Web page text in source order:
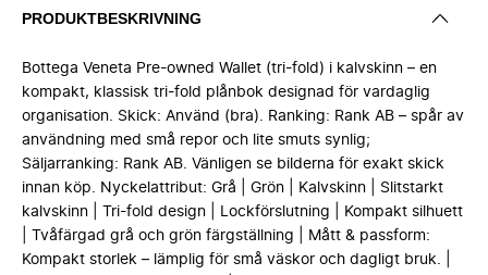
PRODUKTBESKRIVNING
Bottega Veneta Pre-owned Wallet (tri-fold) i kalvskinn – en
kompakt, klassisk tri-fold plånbok designad för vardaglig
organisation. Skick: Använd (bra). Ranking: Rank AB – spår av
användning med små repor och lite smuts synlig;
Säljarranking: Rank AB. Vänligen se bilderna för exakt skick
innan köp. Nyckelattribut: Grå | Grön | Kalvskinn | Slitstarkt
kalvskinn | Tri-fold design | Lockförslutning | Kompakt silhuett
| Tvåfärgad grå och grön färgställning | Mått & passform:
Kompakt storlek – lämplig för små väskor och dagligt bruk. |